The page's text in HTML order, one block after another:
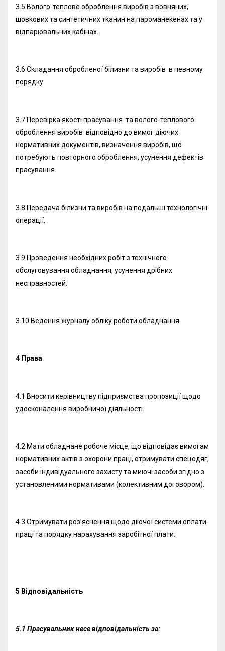
3.5 Волого-теплове оброблення виробів з вовняних,
шовкових та синтетичних тканин на пароманекенах та у
відпарювальних кабінах.
3.6 Складання обробленої білизни та виробів в певному
порядку.
3.7 Перевірка якості прасування та волого-теплового
оброблення виробів відповідно до вимог діючих
нормативних документів, визначення виробів, що
потребують повторного оброблення, усунення дефектів
прасування.
3.8 Передача білизни та виробів на подальші технологічні
операції.
3.9 Проведення необхідних робіт з технічного
обслуговування обладнання, усунення дрібних
несправностей.
3.10 Ведення журналу обліку роботи обладнання.
4 Права
4.1 Вносити керівництву підприємства пропозиції щодо
удосконалення виробничої діяльності.
4.2 Мати обладнане робоче місце, що відповідає вимогам
нормативних актів з охорони праці, отримувати спецодяг,
засоби індивідуального захисту та миючі засоби згідно з
установленими нормативами (колективним договором).
4.3 Отримувати роз’яснення щодо діючої системи оплати
праці та порядку нарахування заробітної плати.
5 Відповідальність
5.1 Прасувальник несе відповідальність за: